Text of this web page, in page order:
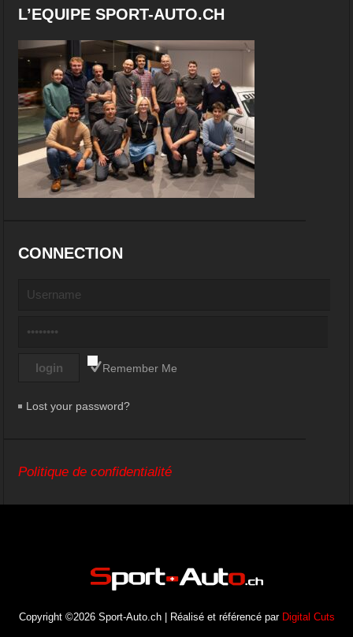
L’EQUIPE SPORT-AUTO.CH
CONNECTION
Remember Me
Lost your password?
Politique de confidentialité
Copyright ©2026 Sport-Auto.ch | Réalisé et référencé par Digital Cuts